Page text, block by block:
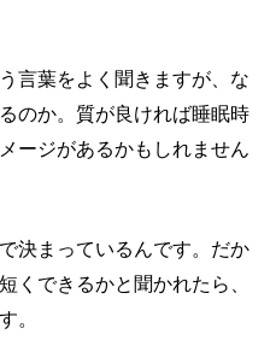
言葉をよく聞きますが、な
のか。質が良ければ睡眠時
ージがあるかもしれません
決まっているんです。だか
くできるかと聞かれたら、
。